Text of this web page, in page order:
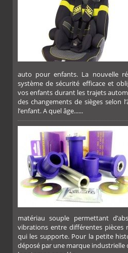
FACEBOOKTWITTERGOOGLEPINTEREST
PLUS
auto pour enfants. La nouvelle
système de sécurité efficace et
vos enfants durant les trajets
des changements de sièges selon
l’enfant. A quel âge......
matériau souple permettant
vibrations entre différentes pièces
qui les supporte. Pour la petite
déposé par une marque industrielle